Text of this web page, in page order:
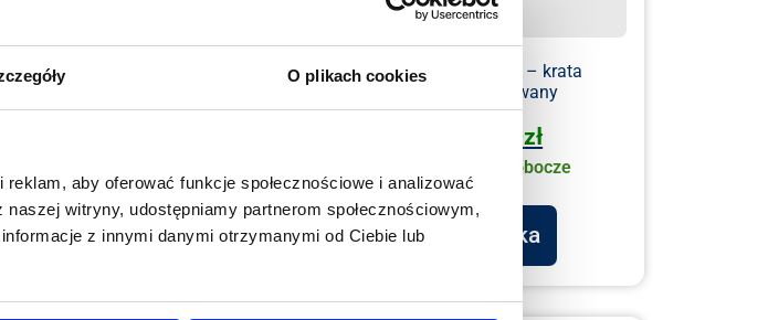
O plikach cookies
aby oferować funkcje społecznościowe i analizować
witryny, udostępniamy partnerom społecznościowym,
z innymi danymi otrzymanymi od Ciebie lub
dla psa – krata brązowa
pikowany
koszyka
Mobilne legowisko dla psa – krata
granatowa czarny pikowany
139.00zł
U Ciebie już za 1-2 dni robocze
Dodaj do koszyka